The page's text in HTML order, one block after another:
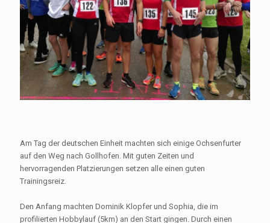
Am Tag der deutschen Einheit machten sich einige Ochsenfurter
auf den Weg nach Gollhofen. Mit guten Zeiten und
hervorragenden Platzierungen setzen alle einen guten
Trainingsreiz.
Den Anfang machten Dominik Klopfer und Sophia, die im
profilierten Hobbylauf (5km) an den Start gingen. Durch einen